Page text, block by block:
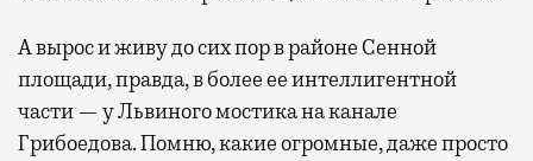
А вырос и живу до сих пор в районе Сенной
площади, правда, в более ее интеллигентной
части — у Львиного мостика на канале
Грибоедова. Помню, какие огромные, даже просто